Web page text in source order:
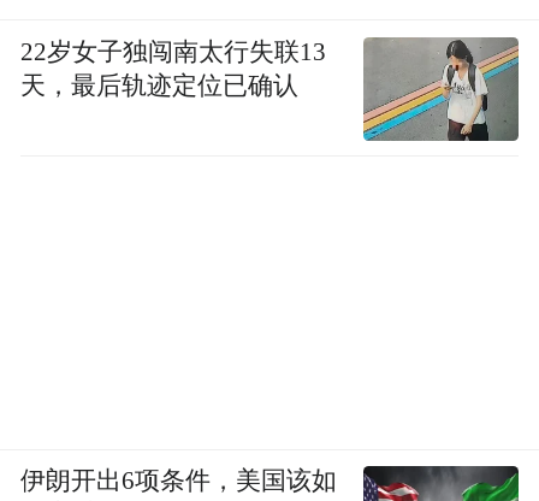
22岁女子独闯南太行失联13
天，最后轨迹定位已确认
伊朗开出6项条件，美国该如